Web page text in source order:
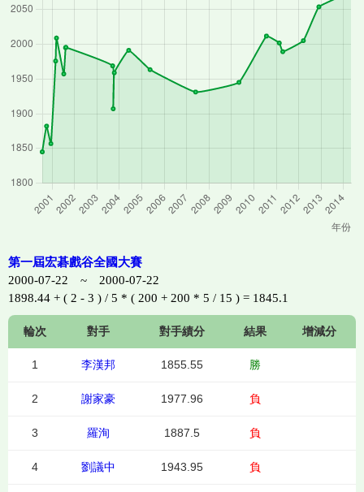
第一屆宏碁戲谷全國大賽
2000-07-22 ~ 2000-07-22
1898.44 + ( 2 - 3 ) / 5 * ( 200 + 200 * 5 / 15 ) = 1845.1
輪次 對手 對手績分 結果 增減分
1 李漢邦 1855.55 勝
2 謝家豪 1977.96 負
3 羅洵 1887.5 負
4 劉議中 1943.95 負